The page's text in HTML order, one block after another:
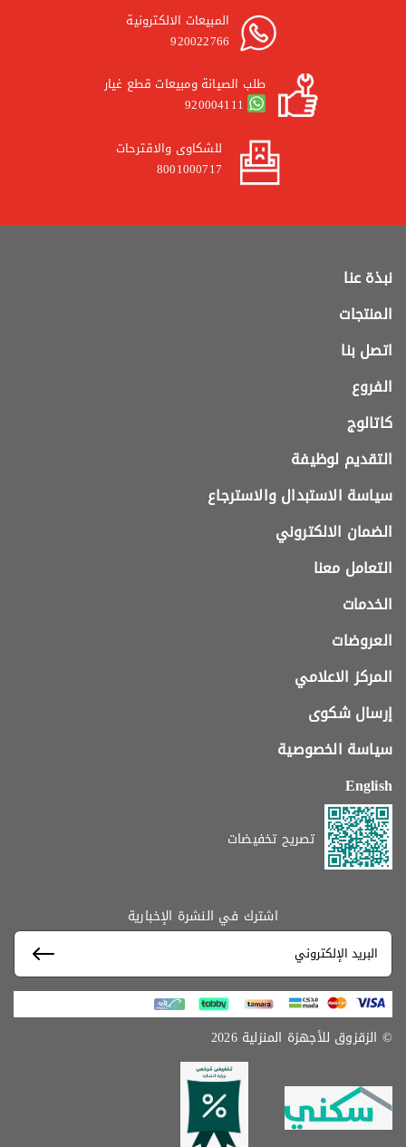
المبيعات الالكترونية
920022766
طلب الصيانة ومبيعات قطع غيار
920004111
للشكاوى والاقترحات
8001000717
نبذة عنا
المنتجات
اتصل بنا
الفروع
كاتالوج
التقديم لوظيفة
سياسة الاستبدال والاسترجاع
الضمان الالكتروني
التعامل معنا
الخدمات
العروضات
المركز الاعلامي
إرسال شكوى
سياسة الخصوصية
English
تصريح تخفيضات
اشترك في النشرة الإخبارية
© الزقزوق للأجهزة المنزلية 2026